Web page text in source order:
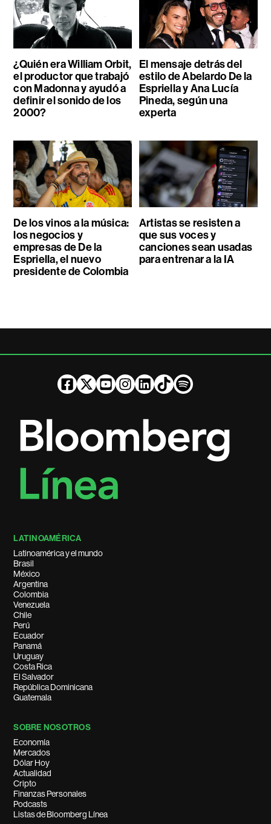
¿Quién era William Orbit,
el productor que trabajó
con Madonna y ayudó a
definir el sonido de los
2000?
El mensaje detrás del
estilo de Abelardo De la
Espriella y Ana Lucía
Pineda, según una
experta
De los vinos a la música:
los negocios y
empresas de De la
Espriella, el nuevo
presidente de Colombia
Artistas se resisten a
que sus voces y
canciones sean usadas
para entrenar a la IA
LATINOAMÉRICA
Latinoamérica y el mundo
Brasil
México
Argentina
Colombia
Venezuela
Chile
Perú
Ecuador
Panamá
Uruguay
Costa Rica
El Salvador
República Dominicana
Guatemala
SOBRE NOSOTROS
Economía
Mercados
Dólar Hoy
Actualidad
Cripto
Finanzas Personales
Podcasts
Listas de Bloomberg Línea